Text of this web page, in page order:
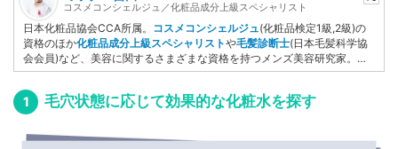
コスメコンシェルジュ／化粧品成分上級スペシャリスト
日本化粧品協会CCA所属。 コスメコンシェルジュ(化粧品検定1級,2級)の
資格のほか化粧品成分上級スペシャリストや毛髪診断士(日本毛髪科学協
会会員)など、美容に関するさまざまな資格を持つメンズ美容研究家。妻
の肌トラブルをケアするために化粧品検定を取得後、美容ライターとして
自ら執筆するだけでなく記事監修など美容ジャンルを中心に活動してい
る。 YMAA（薬機法医療法認証）取得者。
毛穴状態に応じて効果的な化粧水を探す